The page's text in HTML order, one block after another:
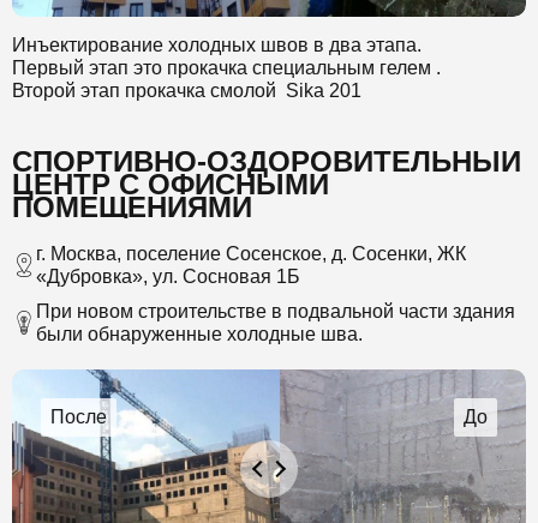
Инъектирование холодных швов в два этапа.
Первый этап это прокачка специальным гелем .
Второй этап прокачка смолой Sika 201
СПОРТИВНО-ОЗДОРОВИТЕЛЬНЫЙ
ЦЕНТР С ОФИСНЫМИ
ПОМЕЩЕНИЯМИ
г. Москва, поселение Сосенское, д. Сосенки, ЖК
«Дубровка», ул. Сосновая 1Б
При новом строительстве в подвальной части здания
были обнаруженные холодные шва.